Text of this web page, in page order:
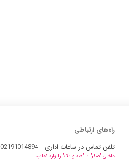
راه‌های ارتباطی
تلفن تماس در ساعات اداری
02191014894
داخلی "صفر" یا "صد و یک" را وارد نمایید